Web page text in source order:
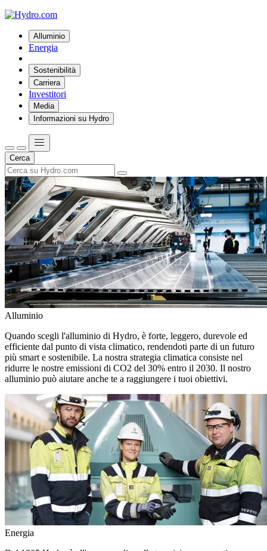
Alluminio
Energia
Sostenibilità
Carriera
Investitori
Media
Informazioni su Hydro
Cerca
Alluminio
Quando scegli l'alluminio di Hydro, è forte, leggero, durevole ed
efficiente dal punto di vista climatico, rendendoti parte di un futuro
più smart e sostenibile. La nostra strategia climatica consiste nel
ridurre le nostre emissioni di CO2 del 30% entro il 2030. Il nostro
alluminio può aiutare anche te a raggiungere i tuoi obiettivi.
Energia